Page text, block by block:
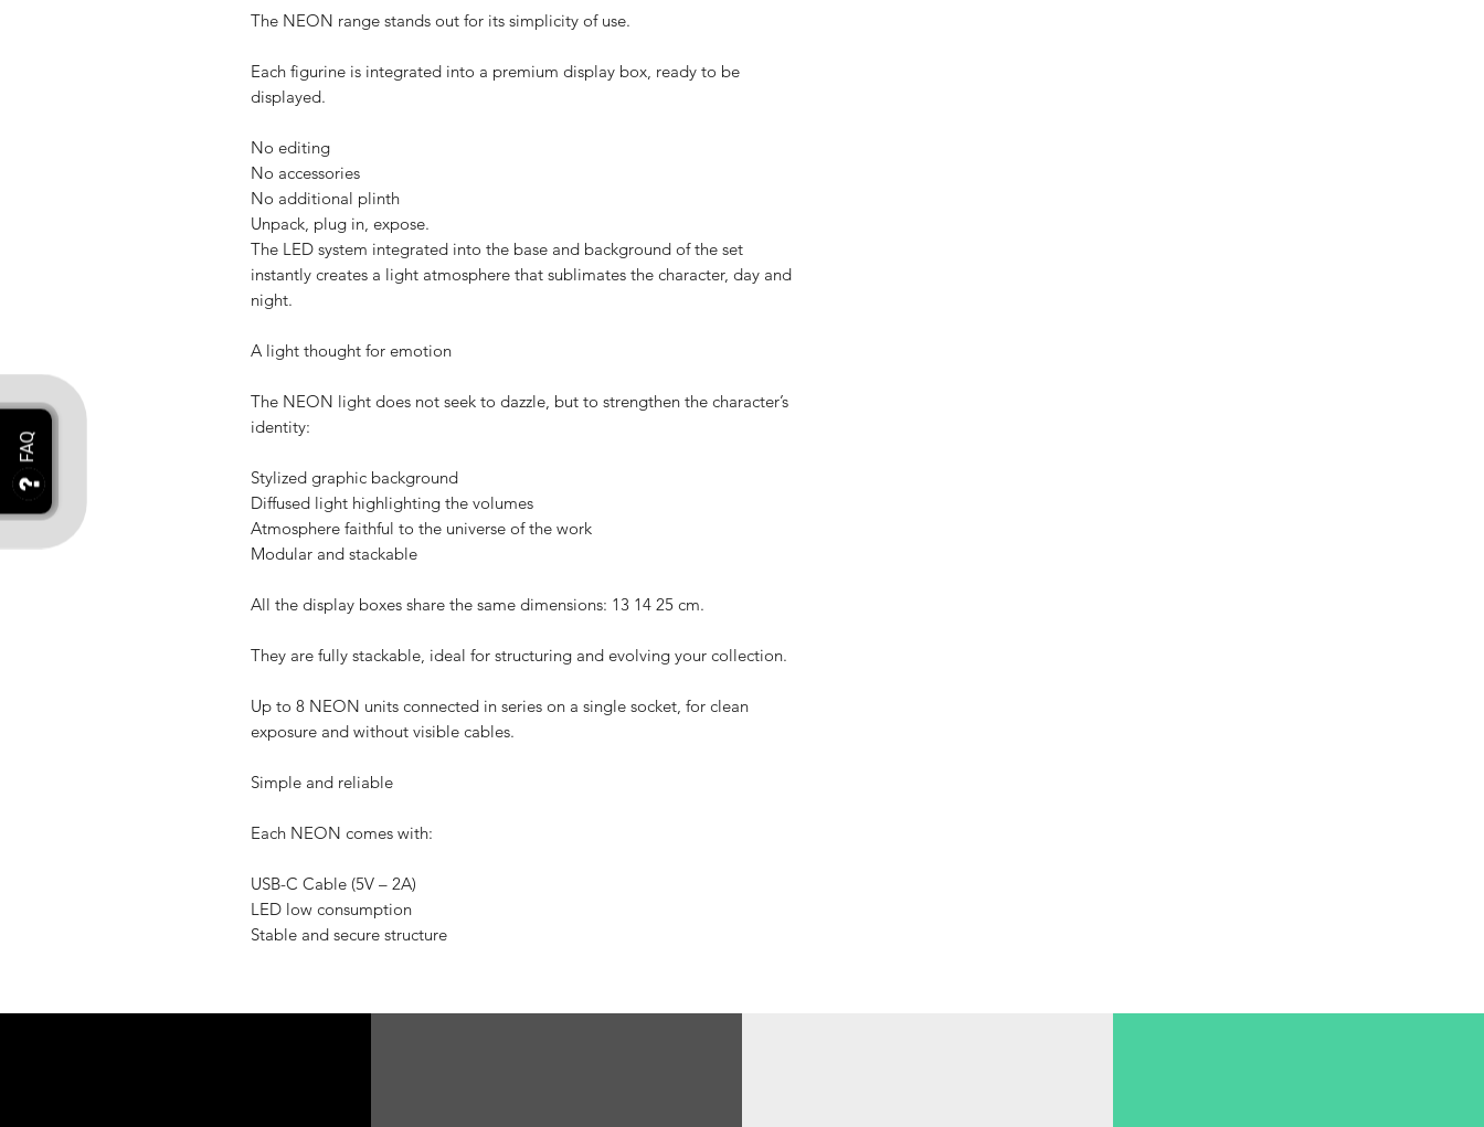
The NEON range stands out for its simplicity of use.
Each figurine is integrated into a premium display box, ready to be
displayed.
No editing
No accessories
No additional plinth
Unpack, plug in, expose.
The LED system integrated into the base and background of the set
instantly creates a light atmosphere that sublimates the character, day and
night.
A light thought for emotion
The NEON light does not seek to dazzle, but to strengthen the character’s
identity:
Stylized graphic background
Diffused light highlighting the volumes
Atmosphere faithful to the universe of the work
Modular and stackable
All the display boxes share the same dimensions: 13 14 25 cm.
They are fully stackable, ideal for structuring and evolving your collection.
Up to 8 NEON units connected in series on a single socket, for clean
exposure and without visible cables.
Simple and reliable
Each NEON comes with:
USB-C Cable (5V – 2A)
LED low consumption
Stable and secure structure